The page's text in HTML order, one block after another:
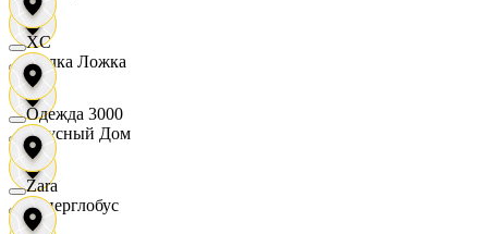
Вилка Ложка
Вкусный Дом
Гиперглобус
XC
Одежда 3000
Zara